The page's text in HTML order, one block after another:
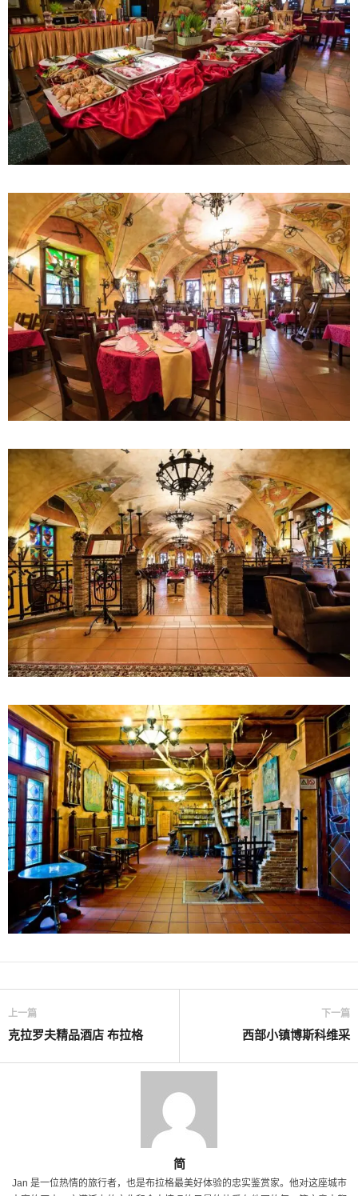
上一篇
克拉罗夫精品酒店 布拉格
下一篇
西部小镇博斯科维采
简
Jan 是一位热情的旅行者，也是布拉格最美好体验的忠实鉴赏家。他对这座城市